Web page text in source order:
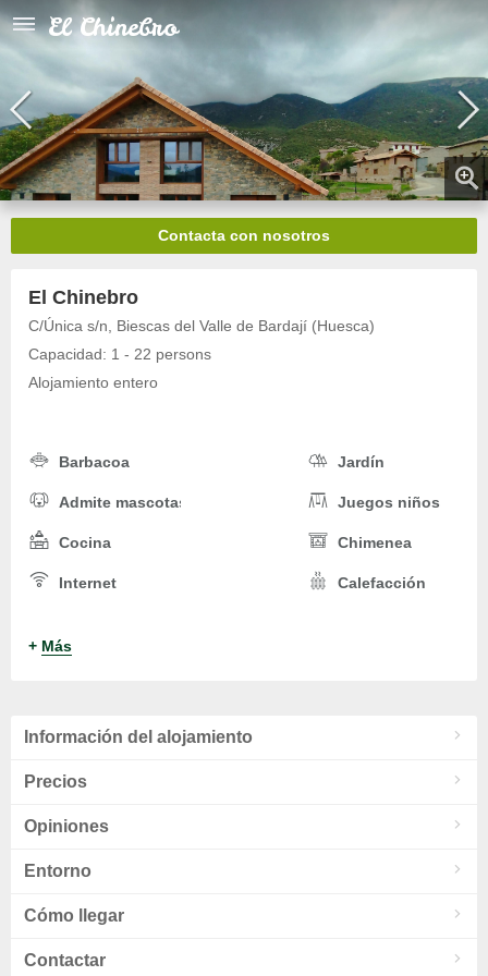
El Chinebro
Contacta con nosotros
El Chinebro
C/Única s/n, Biescas del Valle de Bardají (Huesca)
Capacidad: 1 - 22 persons
Alojamiento entero
Barbacoa Jardín
Admite mascotas Juegos niños
Cocina Chimenea
Internet Calefacción
+ Más
Información del alojamiento
Precios
Opiniones
Entorno
Cómo llegar
Contactar